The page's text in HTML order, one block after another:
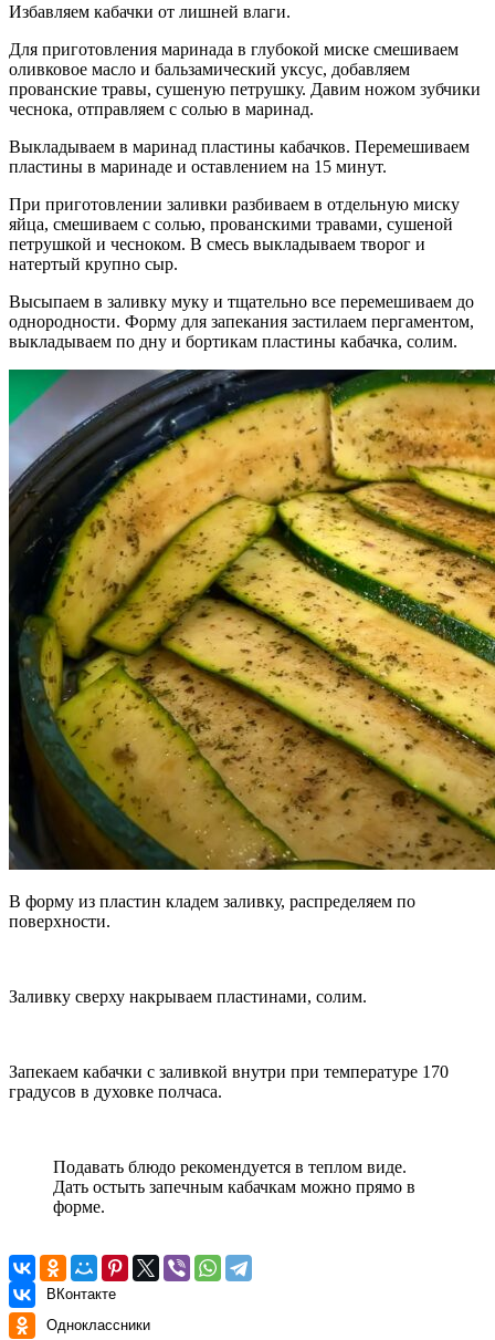
Избавляем кабачки от лишней влаги.
Для приготовления маринада в глубокой миске смешиваем
оливковое масло и бальзамический уксус, добавляем
прованские травы, сушеную петрушку. Давим ножом зубчики
чеснока, отправляем с солью в маринад.
Выкладываем в маринад пластины кабачков. Перемешиваем
пластины в маринаде и оставлением на 15 минут.
При приготовлении заливки разбиваем в отдельную миску
яйца, смешиваем с солью, прованскими травами, сушеной
петрушкой и чесноком. В смесь выкладываем творог и
натертый крупно сыр.
Высыпаем в заливку муку и тщательно все перемешиваем до
однородности. Форму для запекания застилаем пергаментом,
выкладываем по дну и бортикам пластины кабачка, солим.
В форму из пластин кладем заливку, распределяем по
поверхности.
Заливку сверху накрываем пластинами, солим.
Запекаем кабачки с заливкой внутри при температуре 170
градусов в духовке полчаса.
Подавать блюдо рекомендуется в теплом виде.
Дать остыть запечным кабачкам можно прямо в
форме.
ВКонтакте
Одноклассники